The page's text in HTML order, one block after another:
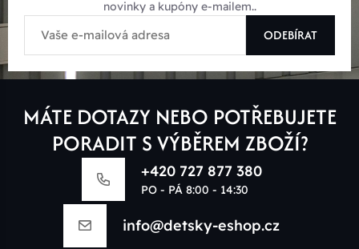
novinky a kupóny e-mailem..
ODEBÍRAT
MÁTE DOTAZY NEBO POTŘEBUJETE
PORADIT S VÝBĚREM ZBOŽÍ?
+420 727 877 380
PO - PÁ 8:00 - 14:30
info@detsky-eshop.cz